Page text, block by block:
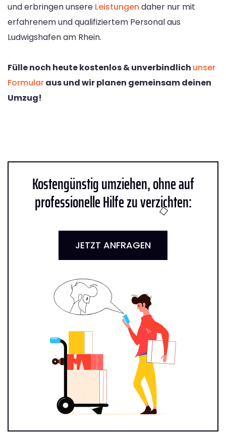
und erbringen unsere Leistungen daher nur mit
erfahrenem und qualifiziertem Personal aus
Ludwigshafen am Rhein.
Fülle noch heute kostenlos & unverbindlich unser
Formularaus und wir planen gemeinsam deinen
Umzug!
Kostengünstig umziehen, ohne auf
professionelle Hilfe zu verzichten:
JETZT ANFRAGEN